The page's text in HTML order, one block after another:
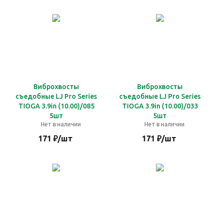
Виброхвосты
съедобные LJ Pro Series
TIOGA 3.9in (10.00)/085
5шт
Нет в наличии
171 ₽/шт
Виброхвосты
съедобные LJ Pro Series
TIOGA 3.9in (10.00)/033
5шт
Нет в наличии
171 ₽/шт